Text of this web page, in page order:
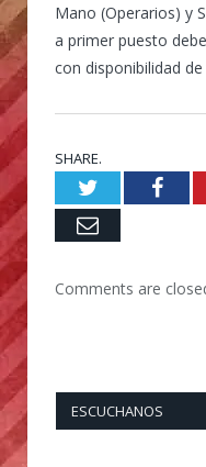
Mano (Operarios) y
a primer puesto
con disponibilidad
SHARE.
Twitter
Email
Comments are
ESCUCHANOS